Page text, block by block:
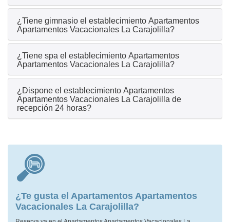
¿Tiene gimnasio el establecimiento Apartamentos
Apartamentos Vacacionales La Carajolilla?
¿Tiene spa el establecimiento Apartamentos
Apartamentos Vacacionales La Carajolilla?
¿Dispone el establecimiento Apartamentos
Apartamentos Vacacionales La Carajolilla de
recepción 24 horas?
¿Te gusta el Apartamentos Apartamentos
Vacacionales La Carajolilla?